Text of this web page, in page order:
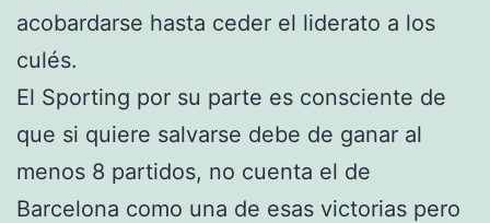
acobardarse hasta ceder el liderato a los
culés.
El Sporting por su parte es consciente de
que si quiere salvarse debe de ganar al
menos 8 partidos, no cuenta el de
Barcelona como una de esas victorias pero